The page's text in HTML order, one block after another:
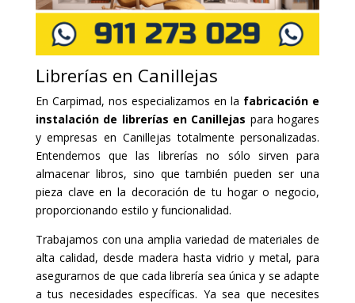
Librerías en Canillejas
En Carpimad, nos especializamos en la fabricación e
instalación de librerías en Canillejas para hogares
y empresas en Canillejas totalmente personalizadas.
Entendemos que las librerías no sólo sirven para
almacenar libros, sino que también pueden ser una
pieza clave en la decoración de tu hogar o negocio,
proporcionando estilo y funcionalidad.
Trabajamos con una amplia variedad de materiales de
alta calidad, desde madera hasta vidrio y metal, para
asegurarnos de que cada librería sea única y se adapte
a tus necesidades específicas. Ya sea que necesites